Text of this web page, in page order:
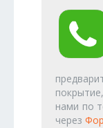
нами по
через